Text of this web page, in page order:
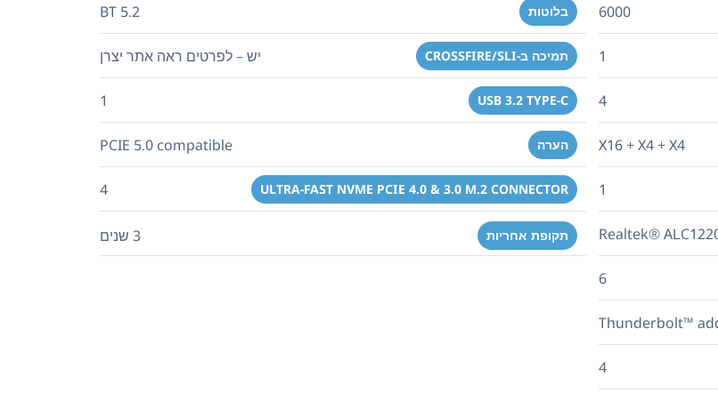
6000
1
4
X16 + X4 + X4
1
Realtek®
6
Thunderbolt™
4
בלוטות BT 5.2
תמיכה ב-CROSSFIRE/SLI יש – לפרטים ראה אתר יצרן
USB 3.2 TYPE-C
1
הערה PCIE 5.0 compatible
ULTRA-FAST NVME PCIE 4.0 & 3.0 M.2 CONNECTOR
4
תקופת אחריות 3 שנים